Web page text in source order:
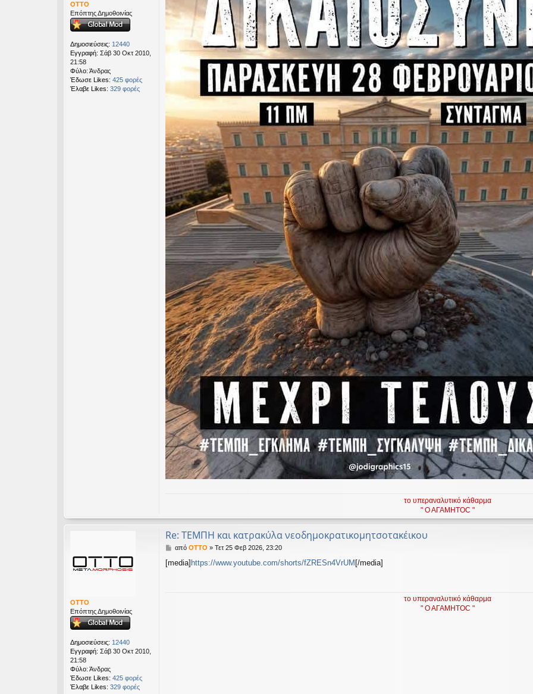
OTTO
Επόπτης Δημοθοινίας
Δημοσιεύσεις: 12440
Εγγραφή: Σάβ 30 Οκτ 2010,
21:58
Φύλο: Άνδρας
Έδωσε Likes: 425 φορές
Έλαβε Likes: 329 φορές
υ
σ
το υπεραναλυτικό κάθαρμα
" Ο ΑΓΑΜΗΤΟC "
OTTO
Επόπτης Δημοθοινίας
Δημοσιεύσεις: 12440
Εγγραφή: Σάβ 30 Οκτ 2010,
21:58
Φύλο: Άνδρας
Έδωσε Likes: 425 φορές
Έλαβε Likes: 329 φορές
Re: ΤΕΜΠΗ και κατρακύλα νεοδημοκρατικομητσοτακέικου
Δ
μ
από OTTO » Τετ 25 Φεβ 2026, 23:20
[media] https://www.youtube.com/shorts/fZRESn4VrUM [/media]
το υπεραναλυτικό κάθαρμα
" Ο ΑΓΑΜΗΤΟC "